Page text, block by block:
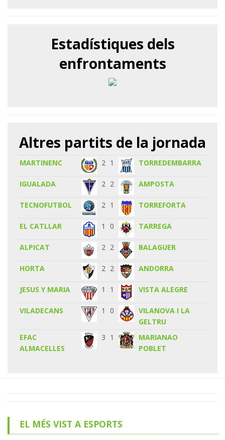
Estadístiques dels
enfrontaments
Altres partits de la jornada
MARTINENC 2 1 TORREDEMBARRA
IGUALADA 2 2 AMPOSTA
TECNOFUTBOL 2 1 TORREFORTA
EL CATLLAR 1 0 TARREGA
ALPICAT 2 2 BALAGUER
HORTA 2 2 ANDORRA
JESUS Y MARIA 1 1 VISTA ALEGRE
VILADECANS 1 0
VILANOVA I LA
GELTRU
EFAC
ALMACELLES
3 1
MARIANAO
POBLET
EL MÉS VIST A ESPORTS